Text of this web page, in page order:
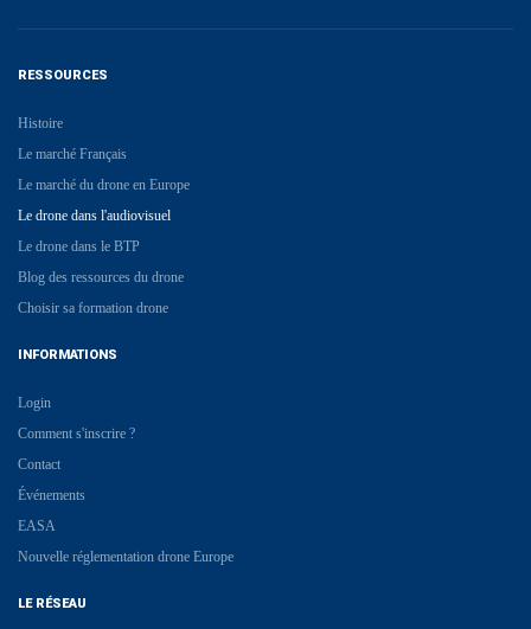
RESSOURCES
Histoire
Le marché Français
Le marché du drone en Europe
Le drone dans l'audiovisuel
Le drone dans le BTP
Blog des ressources du drone
Choisir sa formation drone
INFORMATIONS
Login
Comment s'inscrire ?
Contact
Événements
EASA
Nouvelle réglementation drone Europe
LE RÉSEAU